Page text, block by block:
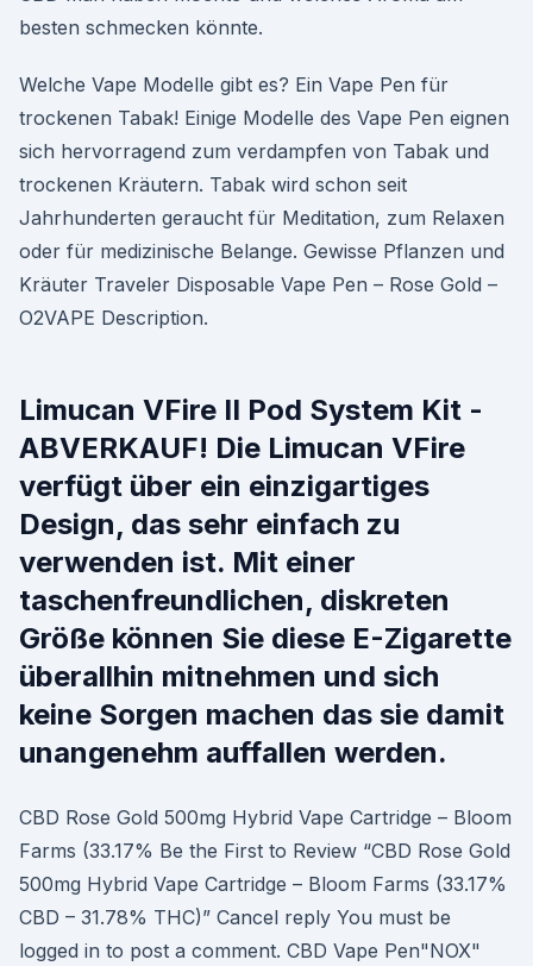
besten schmecken könnte.
Welche Vape Modelle gibt es? Ein Vape Pen für
trockenen Tabak! Einige Modelle des Vape Pen eignen
sich hervorragend zum verdampfen von Tabak und
trockenen Kräutern. Tabak wird schon seit
Jahrhunderten geraucht für Meditation, zum Relaxen
oder für medizinische Belange. Gewisse Pflanzen und
Kräuter Traveler Disposable Vape Pen – Rose Gold –
O2VAPE Description.
Limucan VFire II Pod System Kit -
ABVERKAUF! Die Limucan VFire
verfügt über ein einzigartiges
Design, das sehr einfach zu
verwenden ist. Mit einer
taschenfreundlichen, diskreten
Größe können Sie diese E-Zigarette
überallhin mitnehmen und sich
keine Sorgen machen das sie damit
unangenehm auffallen werden.
CBD Rose Gold 500mg Hybrid Vape Cartridge – Bloom
Farms (33.17% Be the First to Review “CBD Rose Gold
500mg Hybrid Vape Cartridge – Bloom Farms (33.17%
CBD – 31.78% THC)” Cancel reply You must be
logged in to post a comment. CBD Vape Pen"NOX"